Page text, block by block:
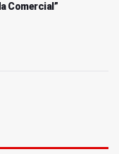
Comercial”